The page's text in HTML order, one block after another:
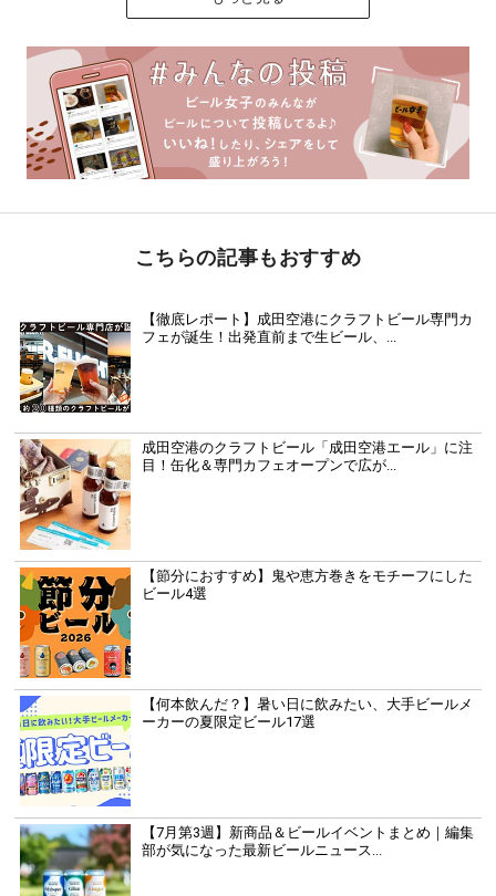
こちらの記事もおすすめ
【徹底レポート】成田空港にクラフトビール専門カ
フェが誕生！出発直前まで生ビール、...
成田空港のクラフトビール「成田空港エール」に注
目！缶化＆専門カフェオープンで広が...
【節分におすすめ】鬼や恵方巻きをモチーフにした
ビール4選
【何本飲んだ？】暑い日に飲みたい、大手ビールメ
ーカーの夏限定ビール17選
【7月第3週】新商品＆ビールイベントまとめ｜編集
部が気になった最新ビールニュース...